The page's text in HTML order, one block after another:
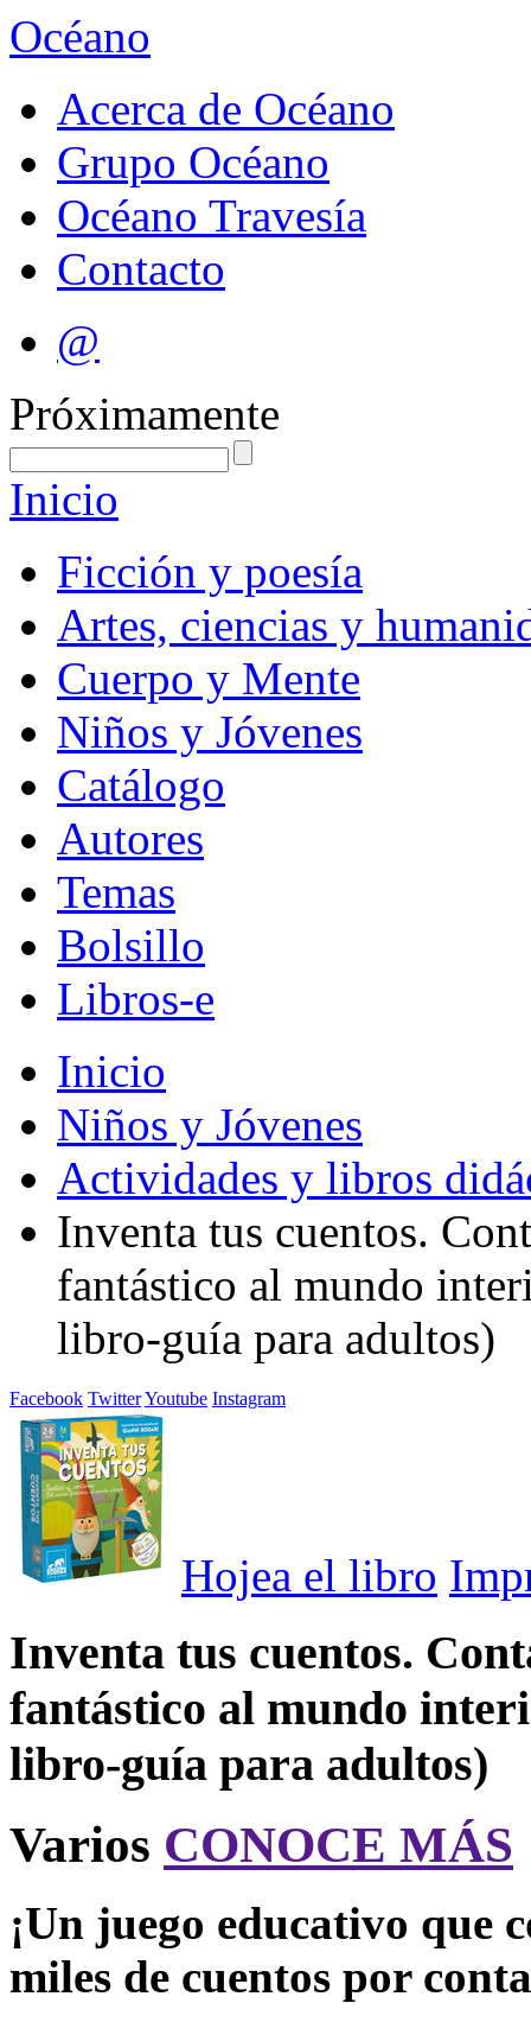
Océano
Acerca de Océano
Grupo Océano
Océano Travesía
Contacto
@
Próximamente
Inicio
Ficción y poesía
Artes, ciencias y
Cuerpo y Mente
Niños y Jóvenes
Catálogo
Autores
Temas
Bolsillo
Libros-e
Inicio
Niños y Jóvenes
Actividades y libros
Inventa tus cuentos.
fantástico al mundo
libro-guía para adultos)
Facebook TwitterYoutube Instagram
Hojea el libro
Inventa tus cuentos.
fantástico al mundo
libro-guía para adultos)
Varios CONOCE MÁS
¡Un juego educativo que
miles de cuentos por